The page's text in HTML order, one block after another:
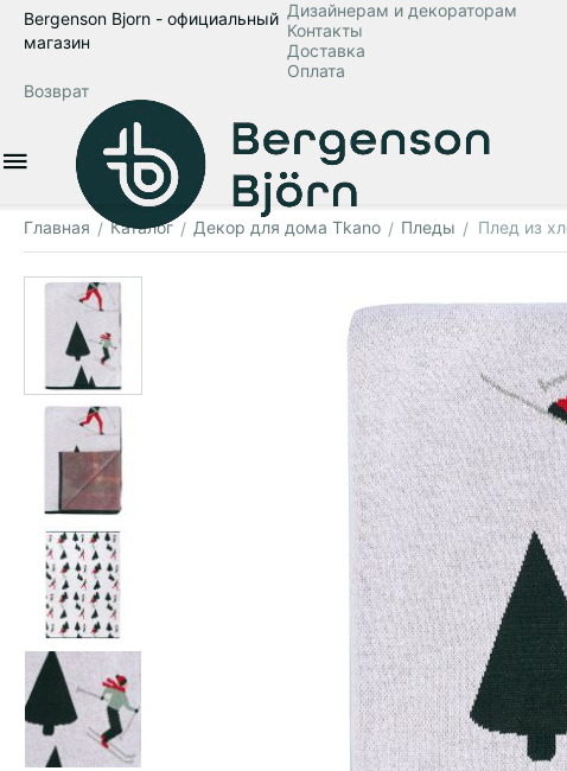
Bergenson Bjorn - официальный
магазин
Дизайнерам и декораторам
Контакты
Доставка
Оплата
Возврат
Главная / Каталог / Декор для дома Tkano / Пледы / Плед из